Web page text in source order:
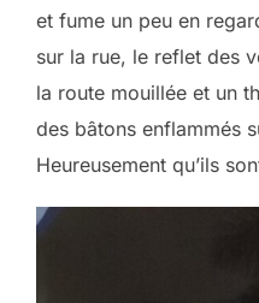
et fume un peu en
sur la rue, le reflet des
la route mouillée et un
des bâtons enflammés
Heureusement qu’ils